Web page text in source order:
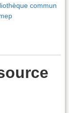
commun